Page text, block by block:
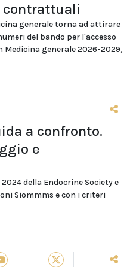
contrattuali
generale torna ad attirare
del bando per l'accesso
Medicina generale 2026-2029,
a confronto.
e
della Endocrine Society e
Siommms e con i criteri